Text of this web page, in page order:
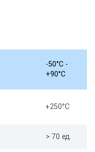
-50°С -
+90°С
+250°С
> 70 ед.